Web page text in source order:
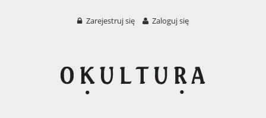
Zarejestruj się Zaloguj się